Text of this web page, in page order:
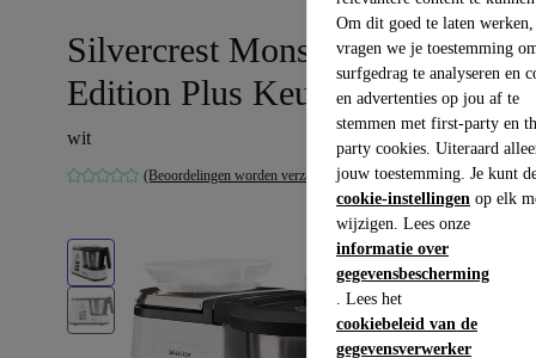
Om dit goed te laten werken,
vragen we je toestemming
surfgedrag te analyseren en
en advertenties op jou af te
stemmen met first-party en
party cookies. Uiteraard
jouw toestemming. Je kunt
cookie-instellingen op elk
wijzigen. Lees onze
informatie over
gegevensbescherming
. Lees het
cookiebeleid van de
gegevensverwerker
Silvercrest Monsieur Cuisine
Edition Plus Keukenmachine
wit
(Beoordelingen worden verzameld)